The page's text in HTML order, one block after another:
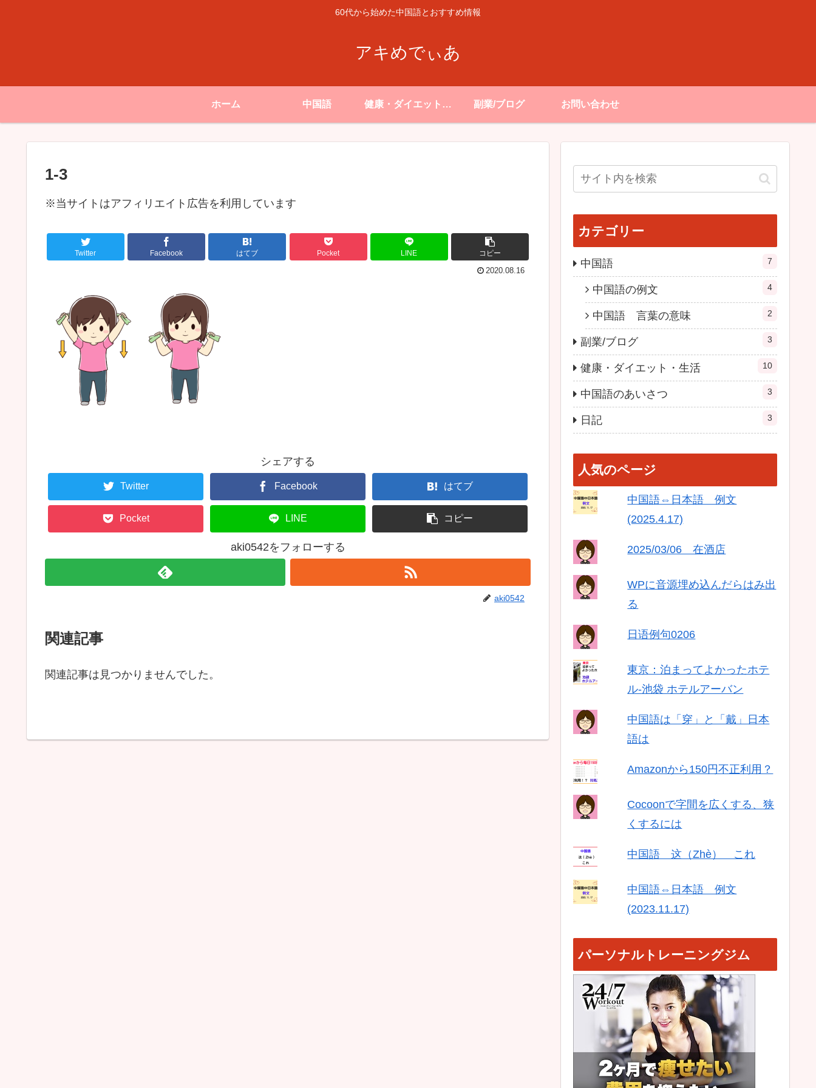
60代から始めた中国語とおすすめ情報
アキめでぃあ
ホーム 中国語 健康・ダイエット・
生活
副業/ブログ お問い合わせ
1-3
※当サイトはアフィリエイト広告を利用しています
Twitter Facebook はてブ Pocket LINE コピー
2020.08.16
シェアする
Twitter Facebook はてブ
Pocket LINE コピー
aki0542をフォローする
aki0542
関連記事
関連記事は見つかりませんでした。
カテゴリー
中国語 7
中国語の例文 4
中国語 言葉の意味 2
副業/ブログ 3
健康・ダイエット・生活 10
中国語のあいさつ 3
日記 3
人気のページ
中国語⇔日本語 例文
(2025.4.17)
2025/03/06 在酒店
WPに音源埋め込んだらはみ出
る
日语例句0206
東京：泊まってよかったホテ
ル-池袋 ホテルアーバン
中国語は「穿」と「戴」日本
語は
Amazonから150円不正利用？
Cocoonで字間を広くする、狭
くするには
中国語 这（Zhè） これ
中国語⇔日本語 例文
(2023.11.17)
パーソナルトレーニングジム